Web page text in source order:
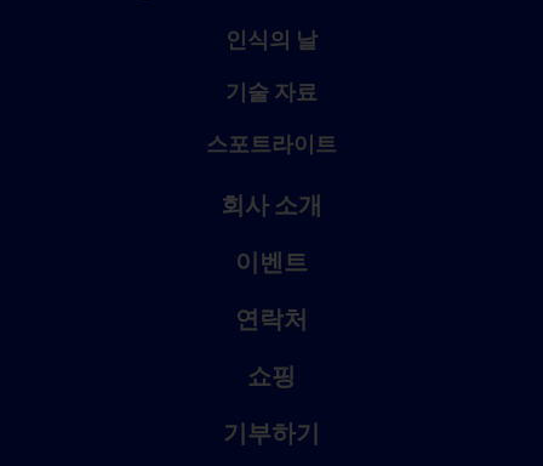
인식의 날
기술 자료
스포트라이트
회사 소개
이벤트
연락처
쇼핑
기부하기